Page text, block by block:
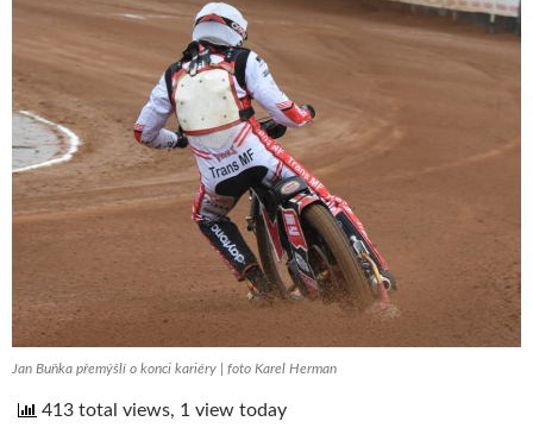
Jan Buňka přemýšlí o konci kariéry | foto Karel Herman
413 total views, 1 view today